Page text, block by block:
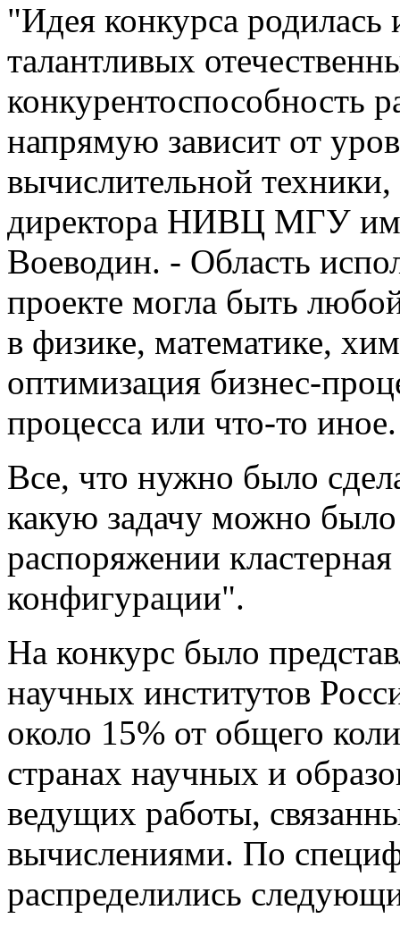
"Идея конкурса родилась
талантливых
конкурентоспособность
напрямую зависит от
вычислительной техники,
директора НИВЦ МГУ
Воеводин. - Область
проекте могла быть
в физике, математике,
оптимизация бизнес-
процесса или что-то иное.
Все, что нужно было
какую задачу можно
распоряжении
конфигурации".
На конкурс было
научных институтов
около 15% от общего
странах научных и
ведущих работы,
вычислениями. По
распределились